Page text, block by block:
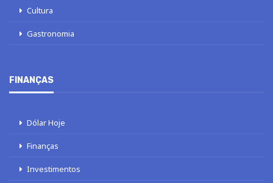
Cultura
Gastronomia
FINANÇAS
Dólar Hoje
Finanças
Investimentos